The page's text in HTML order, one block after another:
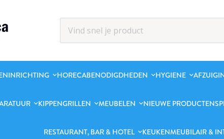
HORECABENODIGDHEDEN HYGIENE
KIPPENGRILLEN MEUBELEN NIEUWE PRODUCTEN
RESTAURANT, BAR & HOTEL KEUKENMEUBILAIR &